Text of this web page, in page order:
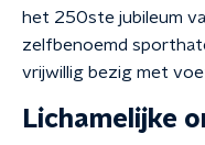
het 250ste jubileum
zelfbenoemd
vrijwillig bezig met
Lichamelijke